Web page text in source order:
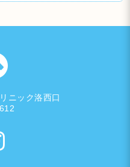
ニック洛西口
8612